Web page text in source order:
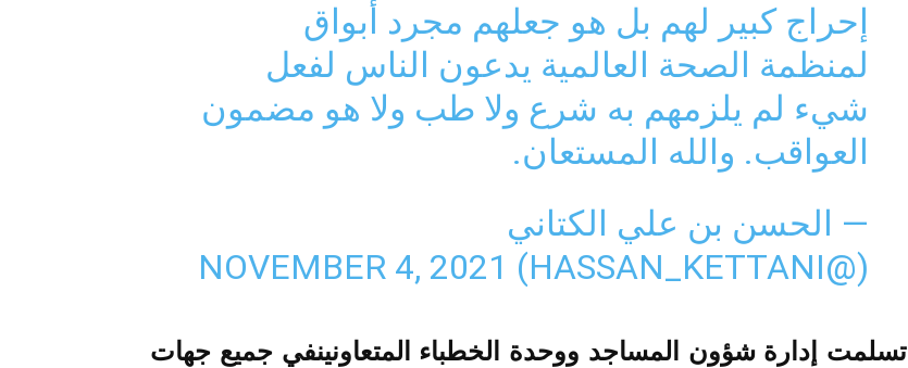
إحراج كبير لهم بل هو جعلهم مجرد أبواق
لمنظمة الصحة العالمية يدعون الناس لفعل
شيء لم يلزمهم به شرع ولا طب ولا هو مضمون
العواقب. والله المستعان.
— الحسن بن علي الكتاني
(@HASSAN_KETTANI)
NOVEMBER 4, 2021
تسلمت إدارة شؤون المساجد ووحدة الخطباء المتعاونينفي جميع جهات